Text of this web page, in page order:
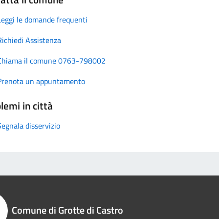
le domande frequenti
Assistenza
il comune 0763-798002
un appuntamento
in città
disservizio
Comune di Grotte di Castro